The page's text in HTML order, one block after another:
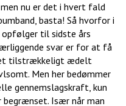
nu er det i hvert fald
basta! Så hvorfor i
opfølger til sidste års
svar er for at få
et tilstrækkeligt ædelt
Men her bedømmer
gennemslagskraft, kun
begrænset. Især når man